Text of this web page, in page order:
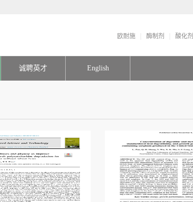
欧耐施 酶制剂 酸化剂
诚聘英才 English